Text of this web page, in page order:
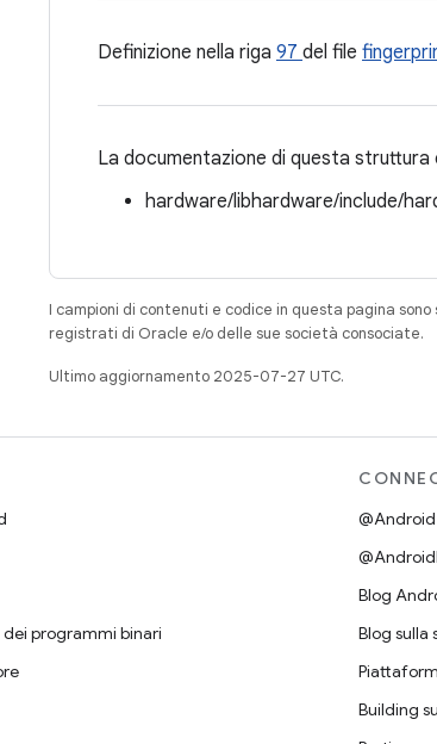
Definizione nella riga 97 del file
La documentazione di questa
hardware/libhardware/include/
I campioni di contenuti e codice in questa pagina
registrati di Oracle e/o delle sue società consociate.
Ultimo aggiornamento 2025-07-27 UTC.
programmi binari
Blog
Blog sulla
Building